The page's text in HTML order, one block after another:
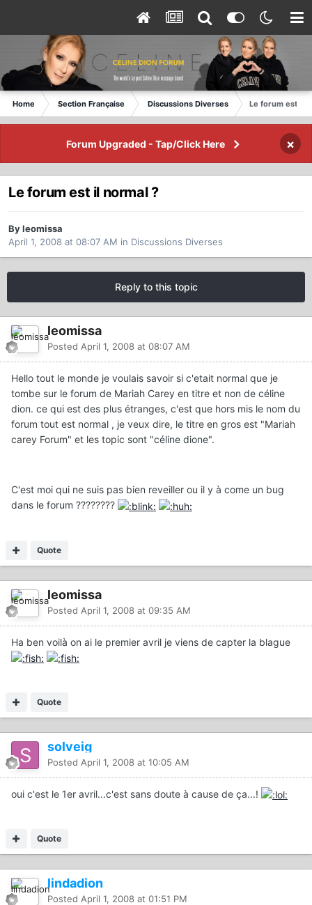
Home Section Française Discussions Diverses Le forum est il
Forum Upgraded - Tap/Click Here ×
Le forum est il normal ?
By leomissa
April 1, 2008 at 08:07 AM in Discussions Diverses
Reply to this topic
leomissa
Posted April 1, 2008 at 08:07 AM
Hello tout le monde je voulais savoir si c'etait normal que je
tombe sur le forum de Mariah Carey en titre et non de céline
dion. ce qui est des plus étranges, c'est que hors mis le nom du
forum tout est normal , je veux dire, le titre en gros est "Mariah
carey Forum" et les topic sont "céline dione".
C'est moi qui ne suis pas bien reveiller ou il y à come un bug
dans le forum ????????
Quote
leomissa
Posted April 1, 2008 at 09:35 AM
Ha ben voilà on ai le premier avril je viens de capter la blague
Quote
solveig
Posted April 1, 2008 at 10:05 AM
oui c'est le 1er avril...c'est sans doute à cause de ça...!
Quote
lindadion
Posted April 1, 2008 at 01:51 PM